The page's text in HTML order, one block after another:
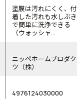
塗膜は汚れにくく、付
着した汚れも水しぶき
で簡単に洗浄できる
（ウォッシャ...
ニッペホームプロダク
ツ（株）
4976124030000